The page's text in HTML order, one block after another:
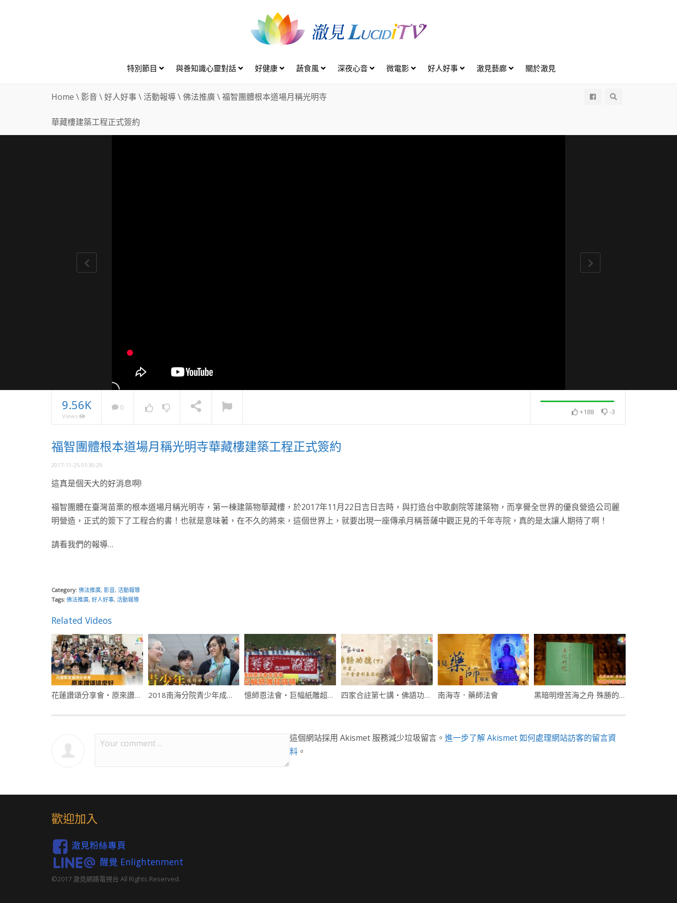
特別節目 與善知識心靈對話 好健康 蔬食風 深夜心音 微電影 好人好事 澈見藝廊 關於澈見
Home \ 影音 \好人好事\ 活動報導\佛法推廣\福智團體根本道場月稱光明寺
華藏樓建築工程正式簽約
NOW PLAYING
資糧 獻花藝 勤供養
2024親親寶貝營
9.56K
Views
0 +188 -3
福智團體根本道場月稱光明寺華藏樓建築工程正式簽約
2017-11-25 05:30:29
這真是個天大的好消息啊!
福智團體在臺灣苗栗的根本道場月稱光明寺，第一棟建築物華藏樓，於2017年11月22日吉日吉時，與打造台中歌劇院等建築物，而享譽全世界的優良營造公司麗
明營造，正式的簽下了工程合約書！也就是意味著，在不久的將來，這個世界上，就要出現一座傳承月稱菩薩中觀正見的千年寺院，真的是太讓人期待了啊！
請看我們的報導…
Category: 佛法推廣, 影音, 活動報導
Tags: 佛法推廣, 好人好事, 活動報導
Related Videos
花蓮讚頌分享會・原來讚頌這麼好 2018南海分院青少年成長營 憶師恩法會・巨幅紙雕超吸睛 四家合註第七講・佛語功德．下 南海寺．藥師法會 黑暗明燈苦海之舟 殊勝的講經法會
這個網站採用 Akismet 服務減少垃圾留言。 進一步了解 Akismet 如何處理網站訪客的留言資
料 。
歡迎加入
澈見粉絲專頁
醒覺 Enlightenment
©2017 澈見網路電視台 All Rights Reserved.